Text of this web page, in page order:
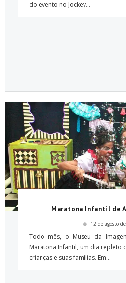
do evento no Jockey...
Maratona Infantil de
12 de agosto
Todo mês, o Museu da
Maratona Infantil, um dia repleto
crianças e suas famílias. Em...